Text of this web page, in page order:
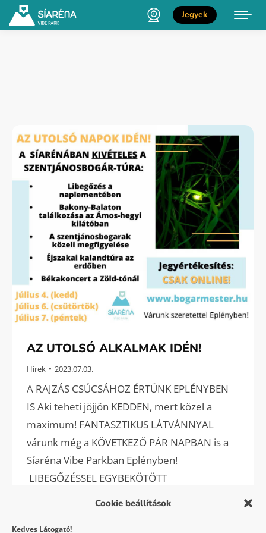
Cookie beállítások
Kedves Látogató!
Jegyek
AZ UTOLSÓ ALKALMAK IDÉN!
Hírek 2023.07.03.
A RAJZÁS CSÚCSÁHOZ ÉRTÜNK EPLÉNYBEN
IS Aki teheti jöjjön KEDDEN, mert közel a
maximum! FANTASZTIKUS LÁTVÁNNYAL
várunk még a KÖVETKEZŐ PÁR NAPBAN is a
Síaréna Vibe Parkban Eplényben!
LIBEGŐZÉSSEL EGYBEKÖTÖTT
SZENTJÁNOSBOGÁR-TÚRÁINK MÉG A HÉTEN: